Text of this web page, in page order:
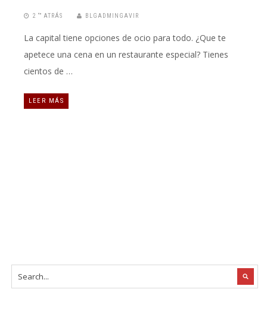
2 “” ATRÁS BLGADMINGAVIR
La capital tiene opciones de ocio para todo. ¿Que te
apetece una cena en un restaurante especial? Tienes
cientos de …
LEER MÁS